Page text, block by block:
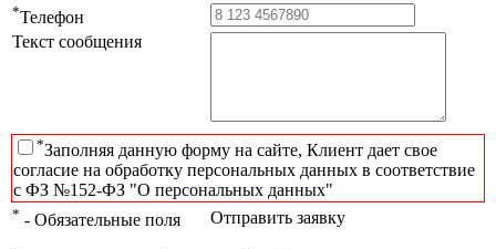
*Телефон
Текст сообщения
*Заполняя данную форму на сайте, Клиент дает свое
согласие на обработку персональных данных в соответствие
с ФЗ №152-ФЗ "О персональных данных"
* - Обязательные поля Отправить заявку